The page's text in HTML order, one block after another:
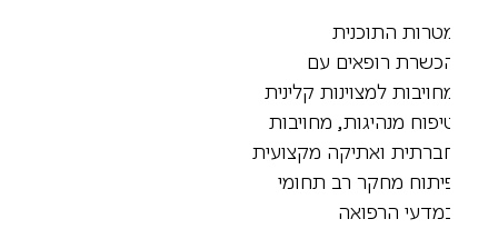
התוכנית
רופאים עם
למצוינות קלינית
מנהיגות, מחויבות
ואתיקה מקצועית
מחקר רב תחומי
הרפואה